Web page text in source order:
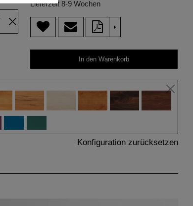
Lieferzeit 8-9 Wochen
>
In den Warenkorb
Konfiguration zurücksetzen